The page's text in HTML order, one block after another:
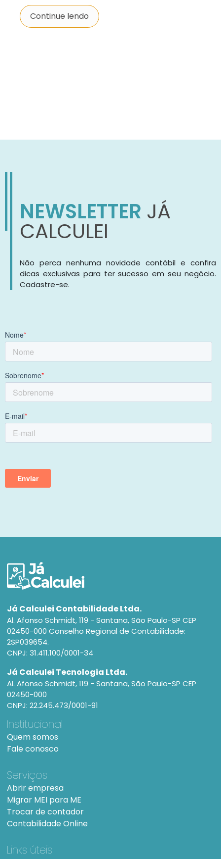
Continue lendo
NEWSLETTER JÁ
CALCULEI
Não perca nenhuma novidade contábil e confira
dicas exclusivas para ter sucesso em seu negócio.
Cadastre-se.
Já Calculei Contabilidade Ltda.
Al. Afonso Schmidt, 119 - Santana, São Paulo-SP CEP
02450-000 Conselho Regional de Contabilidade:
2SP039654.
CNPJ: 31.411.100/0001-34
Já Calculei Tecnologia Ltda.
Al. Afonso Schmidt, 119 - Santana, São Paulo-SP CEP
02450-000
CNPJ: 22.245.473/0001-91
Institucional
Quem somos
Fale conosco
Serviços
Abrir empresa
Migrar MEI para ME
Trocar de contador
Contabilidade Online
Links úteis